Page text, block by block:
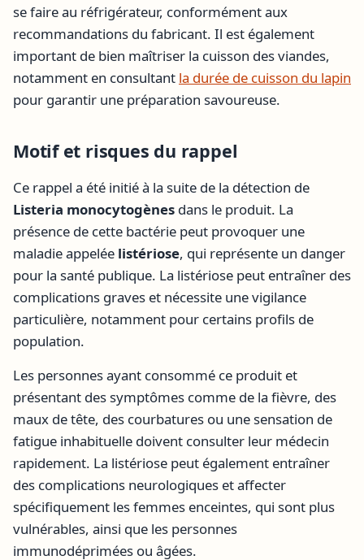
se faire au réfrigérateur, conformément aux
recommandations du fabricant. Il est également
important de bien maîtriser la cuisson des viandes,
notamment en consultant la durée de cuisson du lapin
pour garantir une préparation savoureuse.
Motif et risques du rappel
Ce rappel a été initié à la suite de la détection de
Listeria monocytogènes dans le produit. La
présence de cette bactérie peut provoquer une
maladie appelée listériose, qui représente un danger
pour la santé publique. La listériose peut entraîner des
complications graves et nécessite une vigilance
particulière, notamment pour certains profils de
population.
Les personnes ayant consommé ce produit et
présentant des symptômes comme de la fièvre, des
maux de tête, des courbatures ou une sensation de
fatigue inhabituelle doivent consulter leur médecin
rapidement. La listériose peut également entraîner
des complications neurologiques et affecter
spécifiquement les femmes enceintes, qui sont plus
vulnérables, ainsi que les personnes
immunodéprimées ou âgées.